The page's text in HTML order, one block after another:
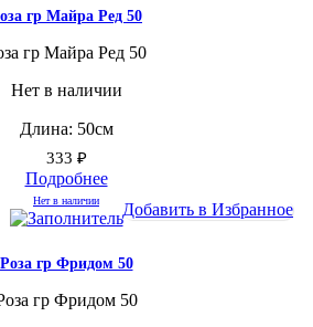
гр Майра Ред 50
гр Майра Ред 50
Нет в наличии
Длина: 50см
333 ₽
Подробнее
Нет в наличии Добавить в Избранное
Роза гр Фридом 50
гр Фридом 50